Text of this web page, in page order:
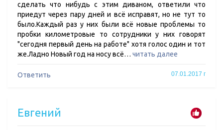
сделать что нибудь с этим диваном, ответили что
приедут через пару дней и всё исправят, но не тут то
было.Каждый раз у них были всё новые проблемы то
пробки километровые то сотрудники у них говорят
"сегодня первый день на работе" хотя голос один и тот
же.Ладно Новый год на носу всё… читать далее
Ответить 07.01.2017 г
Евгений